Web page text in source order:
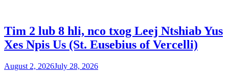
Tim 2 lub 8 hli, nco txog Leej Ntshiab Yus
Xes Npis Us (St. Eusebius of Vercelli)
August 2, 2026July 28, 2026